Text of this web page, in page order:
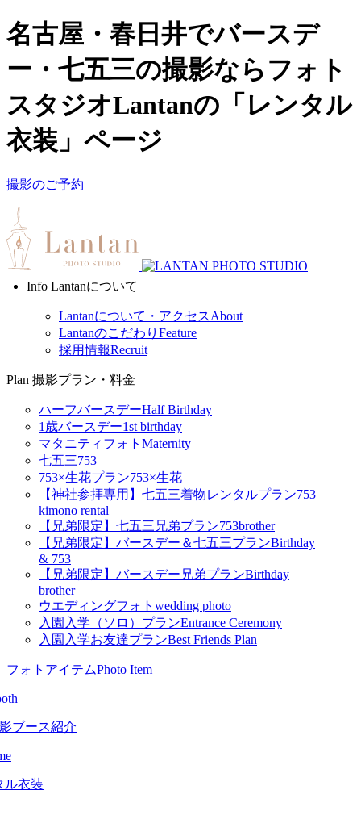
名古屋・春日井でバースデ
ー・七五三の撮影ならフォト
スタジオLantanの「レンタル
衣装」ページ
撮影のご予約
Info Lantanについて
Lantanについて・アクセスAbout
Lantanのこだわり Feature
採用情報Recruit
Plan 撮影プラン・料金
ハーフバースデーHalf Birthday
1歳バースデー1st birthday
マタニティフォト Maternity
七五三753
753×生花プラン753×生花
【神社参拝専用】七五三着物レンタルプラン753
kimono rental
【兄弟限定】七五三兄弟プラン753brother
【兄弟限定】バースデー＆七五三プランBirthday
& 753
【兄弟限定】バースデー兄弟プランBirthday
brother
ウエディングフォト wedding photo
入園入学（ソロ）プランEntrance Ceremony
入園入学お友達プランBest Friends Plan
フォトアイテムPhoto Item
ブース紹介
ル衣装